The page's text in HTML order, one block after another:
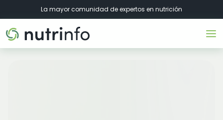
La mayor comunidad de expertos en nutrición